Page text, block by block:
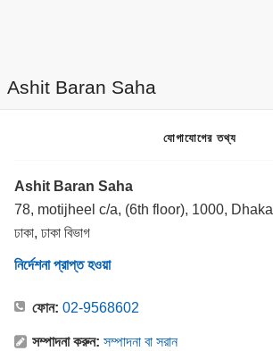
Ashit Baran Saha
যোগাযোগের তথ্য
Ashit Baran Saha
78, motijheel c/a, (6th floor), 1000, Dhaka
ঢাকা, ঢাকা বিভাগ
নির্দেশনা প্রাপ্ত হওয়া
ফোন: 02-9568602
সম্পাদনা করুন: সম্পাদনা বা সরান